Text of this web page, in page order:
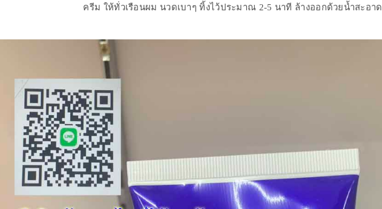
ครีม ให้ทั่วเรือนผม นวดเบาๆ ทิ้งไว้ประมาณ 2-5 นาที ล้างออกด้วยน้ำสะอาด